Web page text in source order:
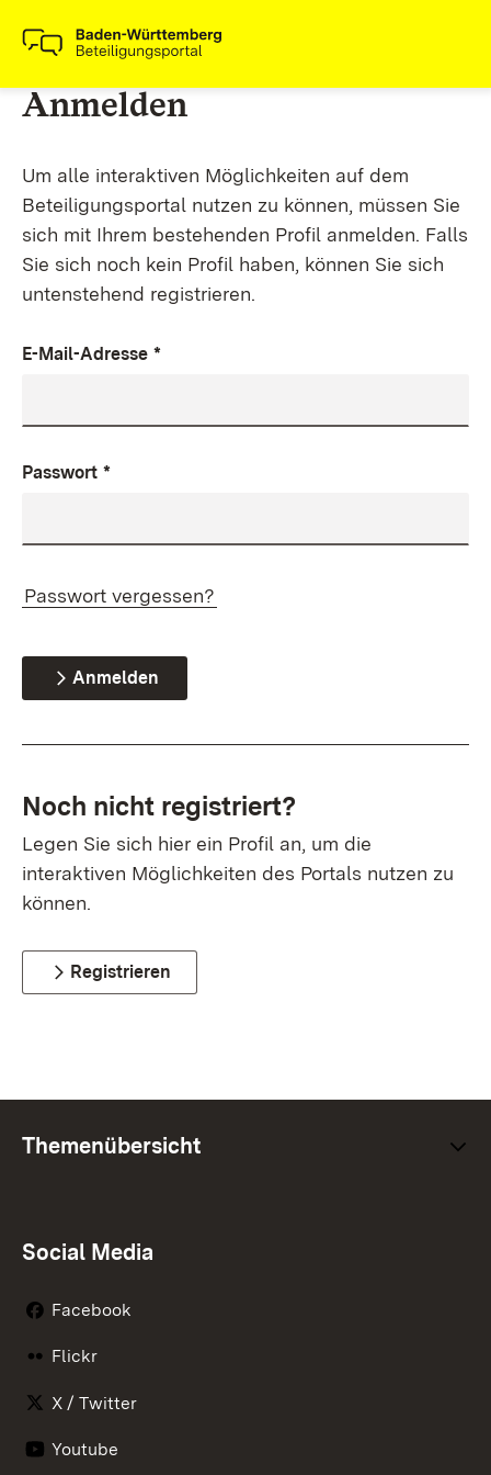
Anmelden
Um alle interaktiven Möglichkeiten auf dem
Beteiligungsportal nutzen zu können, müssen Sie
sich mit Ihrem bestehenden Profil anmelden. Falls
Sie sich noch kein Profil haben, können Sie sich
untenstehend registrieren.
E-Mail-Adresse *
Passwort *
Passwort vergessen?
Anmelden
Noch nicht registriert?
Legen Sie sich hier ein Profil an, um die
interaktiven Möglichkeiten des Portals nutzen zu
können.
Registrieren
Themenübersicht
Social Media
Facebook
Flickr
X / Twitter
Youtube